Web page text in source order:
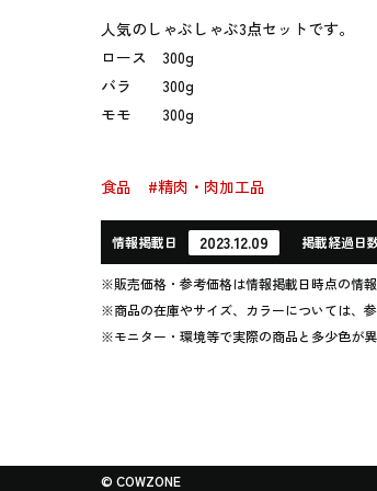
人気のしゃぶしゃぶ3点セットです。
ロース 300g
バラ 300g
モモ 300g
食品 #精肉・肉加工品
情報掲載日 2023.12.09 掲載経過日
※販売価格・参考価格は情報掲載日時点の情報
※商品の在庫やサイズ、カラーについては、
※モニター・環境等で実際の商品と多少色が
© COWZONE